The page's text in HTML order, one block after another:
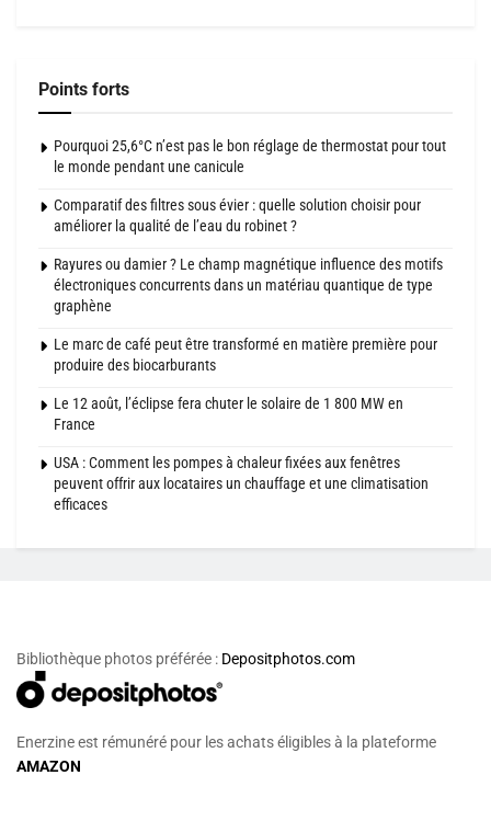
Points forts
Pourquoi 25,6°C n’est pas le bon réglage de thermostat pour tout
le monde pendant une canicule
Comparatif des filtres sous évier : quelle solution choisir pour
améliorer la qualité de l’eau du robinet ?
Rayures ou damier ? Le champ magnétique influence des motifs
électroniques concurrents dans un matériau quantique de type
graphène
Le marc de café peut être transformé en matière première pour
produire des biocarburants
Le 12 août, l’éclipse fera chuter le solaire de 1 800 MW en
France
USA : Comment les pompes à chaleur fixées aux fenêtres
peuvent offrir aux locataires un chauffage et une climatisation
efficaces
Bibliothèque photos préférée : Depositphotos.com
Enerzine est rémunéré pour les achats éligibles à la plateforme
AMAZON